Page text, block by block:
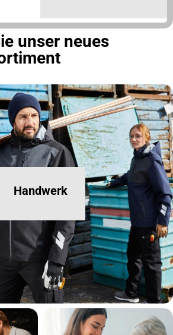
unser neues
Handwerk